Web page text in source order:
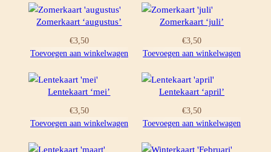
Zomerkaart ‘augustus’
€3,50
Toevoegen aan winkelwagen
Zomerkaart ‘juli’
€3,50
Toevoegen aan winkelwagen
Lentekaart ‘mei’
€3,50
Toevoegen aan winkelwagen
Lentekaart ‘april’
€3,50
Toevoegen aan winkelwagen